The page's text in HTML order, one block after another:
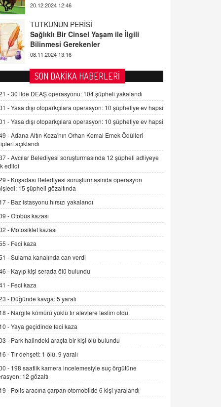
20.12.2024 12:46
TUTKUNUN PERİSİ
Sağlıklı Bir Cinsel Yaşam ile İlgili
Bilinmesi Gerekenler
08.11.2024 13:16
FARUK ÖNALAN
Tezkere Onaylanmasaydı…
2 Kasım 2021 Salı 00:11
AV. DOĞAN CAN DOĞAN
Kişisel verilerin korunması ve dijital
hukukun gelişimi
15.09.2025 16:17
SEHER EREK
Kış Ayları Geldi, Hangi Önlemler
Alınmalı?
9.12.2025 10:11
İNCİ GÜL AKÖL
Trump Keşke Adana'yı da Ziyaret Etse...
06.07.2026 13:00
ADEM AKÖL
Esed Destekçilerinin Yüzüne Vurulan
Şamar: Sednaya
11.12.2024 12:30
DR. EKREM ASLAN
Gerçek Ne, Algı Ne? "Beraber
Yürüyoruz" Cümlesinin Peşinden
19.07.2025 12:45
GÖNÜL MENEKŞE
Şifacının Yolu
04.11.2025 12:56
SON DAKİKA HABERLERİ
-30 ilde DEAŞ operasyonu: 104 şüpheli yakalandı
-Yasa dışı otoparkçılara operasyon: 10 şüpheliye ev hapsi
-Yasa dışı otoparkçılara operasyon: 10 şüpheliye ev hapsi
-Adana Altın Koza'nın Orhan Kemal Emek Ödülleri
açıklandı
-Avcılar Belediyesi soruşturmasında 12 şüpheli adliyeye
edildi
- Kuşadası Belediyesi soruşturmasında operasyon
15 şüpheli gözaltında
- Baz istasyonu hırsızı yakalandı
-Otobüs kazası
- Motosiklet kazası
- Feci kaza
-Sulama kanalında can verdi
- Kayıp kişi serada ölü bulundu
- Feci kaza
- Düğünde kavga: 5 yaralı
- Nargile kömürü yüklü tır alevlere teslim oldu
-Yaya geçidinde feci kaza
- Park halindeki araçta bir kişi ölü bulundu
-Tır dehşeti: 1 ölü, 9 yaralı
- 198 saatlik kamera incelemesiyle suç örgütüne
12 gözaltı
- Polis aracına çarpan otomobilde 6 kişi yaralandı